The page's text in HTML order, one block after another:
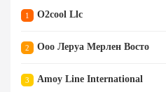
1 O2cool Llc
2 Ооо Леруа Мерлен Восто
3 Amoy Line International